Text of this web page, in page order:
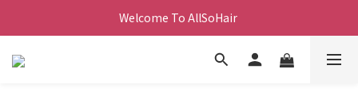
Welcome To AllSoHair